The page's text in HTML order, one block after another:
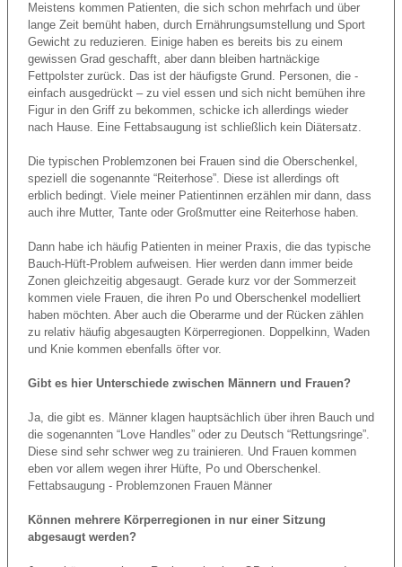
Meistens kommen Patienten, die sich schon mehrfach und über
lange Zeit bemüht haben, durch Ernährungsumstellung und Sport
Gewicht zu reduzieren. Einige haben es bereits bis zu einem
gewissen Grad geschafft, aber dann bleiben hartnäckige
Fettpolster zurück. Das ist der häufigste Grund. Personen, die -
einfach ausgedrückt – zu viel essen und sich nicht bemühen ihre
Figur in den Griff zu bekommen, schicke ich allerdings wieder
nach Hause. Eine Fettabsaugung ist schließlich kein Diätersatz.
Die typischen Problemzonen bei Frauen sind die Oberschenkel,
speziell die sogenannte “Reiterhose”. Diese ist allerdings oft
erblich bedingt. Viele meiner Patientinnen erzählen mir dann, dass
auch ihre Mutter, Tante oder Großmutter eine Reiterhose haben.
Dann habe ich häufig Patienten in meiner Praxis, die das typische
Bauch-Hüft-Problem aufweisen. Hier werden dann immer beide
Zonen gleichzeitig abgesaugt. Gerade kurz vor der Sommerzeit
kommen viele Frauen, die ihren Po und Oberschenkel modelliert
haben möchten. Aber auch die Oberarme und der Rücken zählen
zu relativ häufig abgesaugten Körperregionen. Doppelkinn, Waden
und Knie kommen ebenfalls öfter vor.
Gibt es hier Unterschiede zwischen Männern und Frauen?
Ja, die gibt es. Männer klagen hauptsächlich über ihren Bauch und
die sogenannten “Love Handles” oder zu Deutsch “Rettungsringe”.
Diese sind sehr schwer weg zu trainieren. Und Frauen kommen
eben vor allem wegen ihrer Hüfte, Po und Oberschenkel.
Fettabsaugung - Problemzonen Frauen Männer
Können mehrere Körperregionen in nur einer Sitzung
abgesaugt werden?